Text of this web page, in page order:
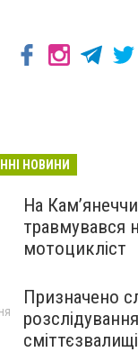
НОВИНИ
На
травмувався
мотоцикліст
Призначено